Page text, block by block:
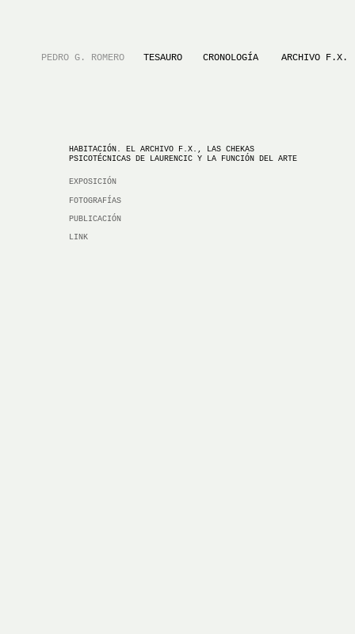
PEDRO G. ROMERO TESAURO CRONOLOGÍA ARCHIVO F.X.
HABITACIÓN. EL ARCHIVO F.X., LAS CHEKAS
PSICOTÉCNICAS DE LAURENCIC Y LA FUNCIÓN DEL ARTE
EXPOSICIÓN
FOTOGRAFÍAS
PUBLICACIÓN
LINK